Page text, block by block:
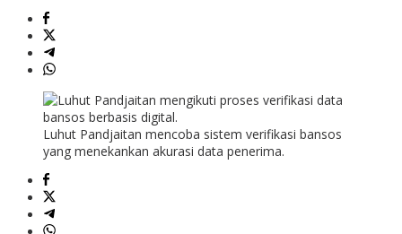
Luhut Pandjaitan mencoba sistem verifikasi bansos
yang menekankan akurasi data penerima.